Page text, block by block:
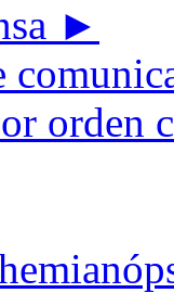
►
orden